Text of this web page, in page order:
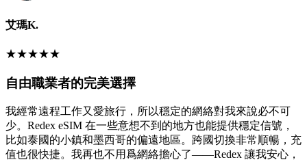
艾瑪K.
★★★★★
自由職業者的完美選擇
我經常遠程工作又愛旅行，所以穩定的網絡對我來說必不可
少。Redex eSIM 在一些意想不到的地方也能提供穩定信號，
比如泰國的小鎮和墨西哥的偏遠地區。跨國切換非常順暢，充
值也很快捷。我再也不用爲網絡擔心了——Redex 讓我安心，